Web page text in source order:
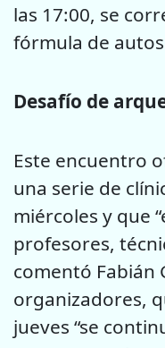
las 17:00, se
fórmula de
Desafío de
Este encuentro
una serie de
miércoles y que
profesores,
comentó Fabián
organizadores,
jueves “se